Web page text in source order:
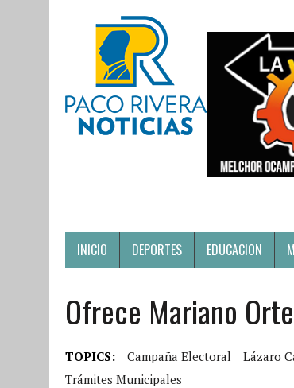
INICIO DEPORTES EDUCACION
Ofrece Mariano
TOPICS: Campaña Electoral Lázaro
Trámites Municipales